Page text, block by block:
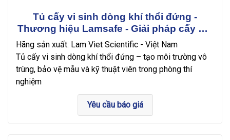
Tủ cấy vi sinh dòng khí thổi đứng -
Thương hiệu Lamsafe - Giải pháp cấy mô
an toàn và hiệu quả
Hãng sản xuất: Lam Viet Scientific - Việt Nam
Tủ cấy vi sinh dòng khí thổi đứng – tạo môi trường vô
trùng, bảo vệ mẫu và kỹ thuật viên trong phòng thí
nghiệm
Yêu cầu báo giá